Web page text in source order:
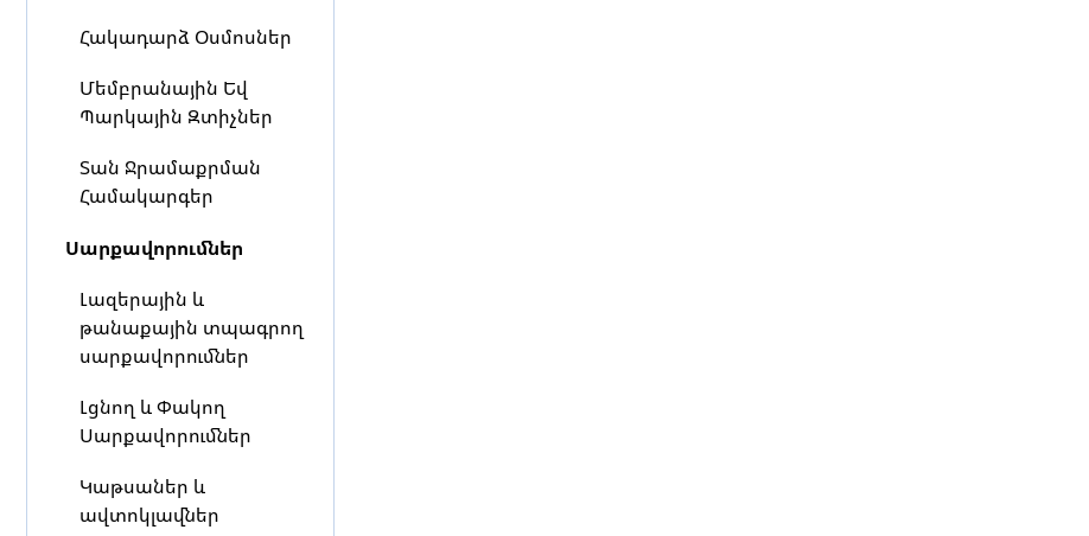
Հակադարձ Օսմոսներ
Մեմբրանային Եվ
Պարկային Զտիչներ
Տան Ջրամաքրման
Համակարգեր
Սարքավորումներ
Լազերային և
թանաքային տպագրող
սարքավորումներ
Լցնող և Փակող
Սարքավորումներ
Կաթսաներ և
ավտոկլավներ